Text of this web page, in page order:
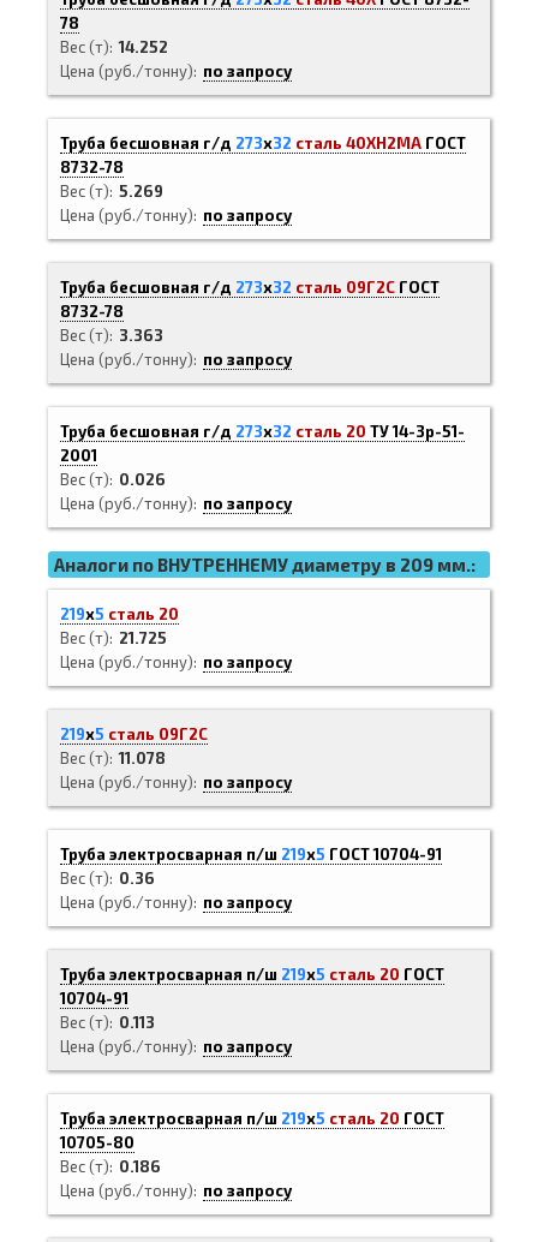
78
Вес (т) 14.252
Цена (руб./тонну)
по запросу
Труба бесшовная г/д 273х32 сталь 40ХН2МА ГОСТ
8732-78
Вес (т) 5.269
Цена (руб./тонну)
по запросу
Труба бесшовная г/д 273х32 сталь 09Г2С ГОСТ
8732-78
Вес (т)
3.363
Цена (руб./тонну)
по запросу
Труба бесшовная г/д 273х32 сталь 20 ТУ 14-3р-51-
2001
Вес (т)
0.026
Цена (руб./тонну)
по запросу
Аналоги по ВНУТРЕННЕМУ диаметру в 209 мм.:
219х5 сталь 20
Вес (т)
21.725
Цена (руб./тонну)
по запросу
219х5 сталь 09Г2С
Вес (т) 11.078
Цена (руб./тонну)
по запросу
Труба электросварная п/ш 219х5 ГОСТ 10704-91
Вес (т)
0.36
Цена (руб./тонну)
по запросу
Труба электросварная п/ш 219х5 сталь 20 ГОСТ
10704-91
Вес (т)
0.113
Цена (руб./тонну)
по запросу
Труба электросварная п/ш 219х5 сталь 20 ГОСТ
10705-80
Вес (т)
0.186
Цена (руб./тонну)
по запросу